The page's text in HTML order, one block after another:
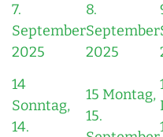
7.
September
2025
8.
September
2025
14
Sonntag,
14.
15 Montag,
15.